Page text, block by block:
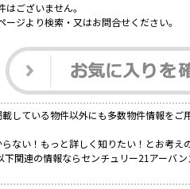
ございません。
ジより検索・又はお問合せください。
している物件以外にも多数物件情報をご
ない！もっと詳しく知りたい！とお考え
関連の情報ならセンチュリー21アーバ